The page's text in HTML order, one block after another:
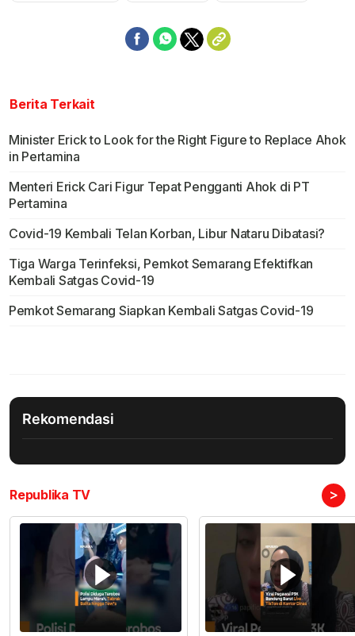
Berita Terkait
Minister Erick to Look for the Right Figure to Replace Ahok
in Pertamina
Menteri Erick Cari Figur Tepat Pengganti Ahok di PT
Pertamina
Covid-19 Kembali Telan Korban, Libur Nataru Dibatasi?
Tiga Warga Terinfeksi, Pemkot Semarang Efektifkan
Kembali Satgas Covid-19
Pemkot Semarang Siapkan Kembali Satgas Covid-19
Rekomendasi
Republika TV >